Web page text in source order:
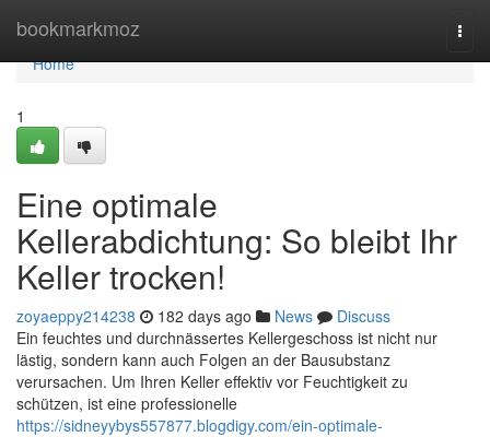
bookmarkmoz
Home
Home
1
Eine optimale
Kellerabdichtung: So bleibt Ihr
Keller trocken!
zoyaeppy214238 182 days ago News
Discuss
Ein feuchtes und durchnässertes Kellergeschoss ist nicht nur
lästig, sondern kann auch Folgen an der Bausubstanz
verursachen. Um Ihren Keller effektiv vor Feuchtigkeit zu
schützen, ist eine professionelle
https://sidneyybys557877.blogdigy.com/ein-optimale-